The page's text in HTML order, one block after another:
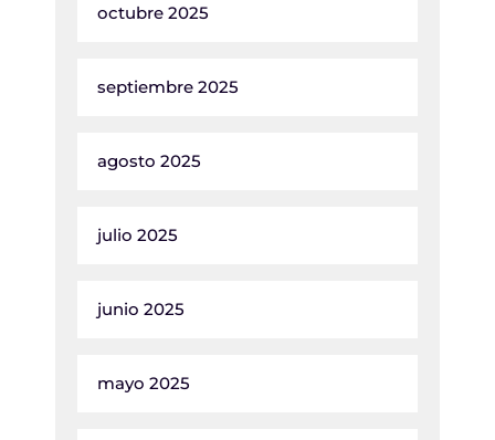
octubre 2025
septiembre 2025
agosto 2025
julio 2025
junio 2025
mayo 2025